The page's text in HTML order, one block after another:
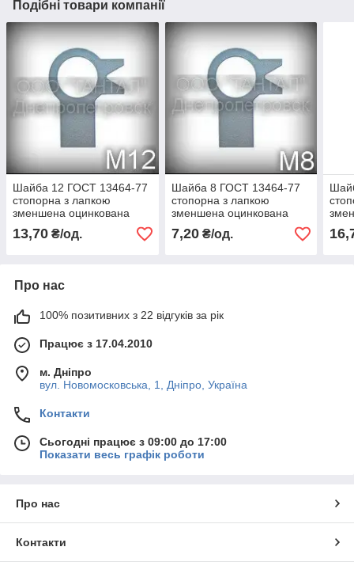
Подібні товари компанії
Шайба 12 ГОСТ 13464-77
стопорна з лапкою
зменшена оцинкована
13,70 ₴/од.
Шайба 8 ГОСТ 13464-77
стопорна з лапкою
зменшена оцинкована
7,20₴/од.
Про нас
100% позитивних з 22 відгуків за рік
Працює з 17.04.2010
м. Дніпро
вул. Новомосковська, 1, Дніпро, Україна
Контакти
Сьогодні працює з 09:00 до 17:00
Показати весь графік роботи
Про нас
Контакти